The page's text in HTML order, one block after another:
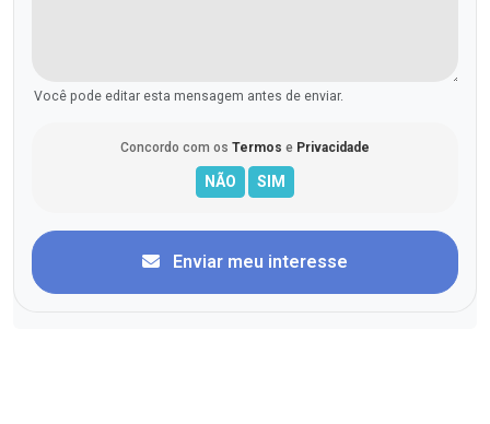
Você pode editar esta mensagem antes de enviar.
Concordo com os Termos e Privacidade
Enviar meu interesse